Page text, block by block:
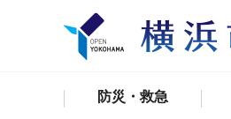
防災・救急